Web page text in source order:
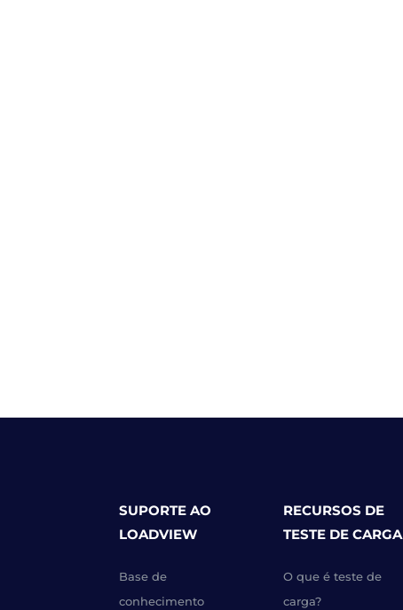
SUPORTE AO
LOADVIEW
Base de
conhecimento
RECURSOS DE
TESTE DE CARGA
O que é teste de
carga?